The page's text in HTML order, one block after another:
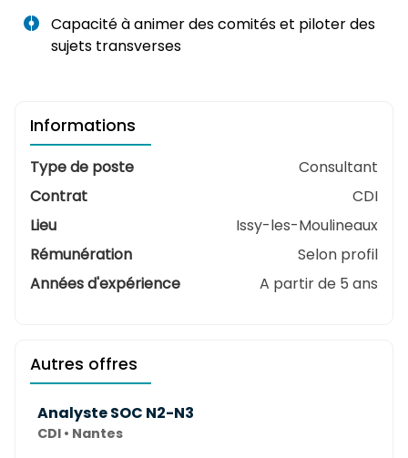
Capacité à animer des comités et piloter des
sujets transverses
Informations
Type de poste
Consultant
Contrat
CDI
Lieu
Issy-les-Moulineaux
Rémunération
Selon profil
Années d'expérience
A partir de 5 ans
Autres offres
Analyste SOC N2-N3
CDI • Nantes